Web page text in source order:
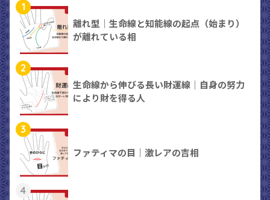
1
離れ型｜生命線と知能線の起点（始まり）
が離れている相
2
生命線から伸びる長い財運線｜自身の努力
により財を得る人
3
ファティマの目｜激レアの吉相
4